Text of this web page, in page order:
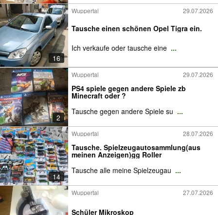
16
Wuppertal 29.07.2026
Tausche einen schönen Opel Tigra ein.
Ich verkaufe oder tausche eine ...
2
Wuppertal 29.07.2026
PS4 spiele gegen andere Spiele zb
Minecraft oder ?
Tausche gegen andere Spiele su ...
14
Wuppertal 28.07.2026
Tausche. Spielzeugautosammlung(aus
meinen Anzeigen)gg Roller
Tausche alle meine Spielzeugau ...
Wuppertal 27.07.2026
Schüler Mikroskop